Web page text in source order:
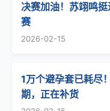
决赛加油！苏翊鸣
赛
2026-02-15
1万个避孕套已耗尽
期，正在补货